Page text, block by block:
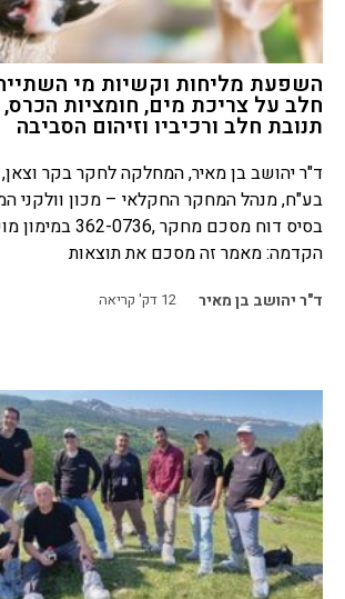
השפעת מליחות וקשיות מי
חלב על צריכת מים, חומציות הכרס,
תנובת חלב ורכיביו וזיהום הסביבה
ד"ר יהושב בן מאיר, המחלקה לחקר בקר
בע"ח, מנהל המחקר החקלאי – מכון וולקני
בסיס דוח מסכם מחקר
הקדמה: מאמר זה מסכם את תוצאות
ד"ר יהושב בן מאיר 12 דק' קריאה